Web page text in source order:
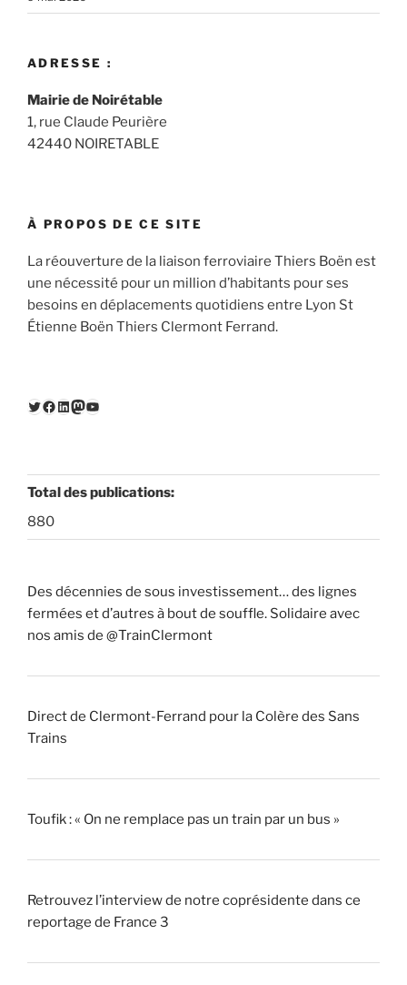
ADRESSE :
Mairie de Noirétable
1, rue Claude Peurière
42440 NOIRETABLE
À PROPOS DE CE SITE
La réouverture de la liaison ferroviaire Thiers Boën est
une nécessité pour un million d’habitants pour ses
besoins en déplacements quotidiens entre Lyon St
Étienne Boën Thiers Clermont Ferrand.
Twitter
Facebook
LinkedIn
Mastodon
YouTube
Total des publications:
880
Des décennies de sous investissement… des lignes
fermées et d’autres à bout de souffle. Solidaire avec
nos amis de @TrainClermont
Direct de Clermont-Ferrand pour la Colère des Sans
Trains
Toufik : « On ne remplace pas un train par un bus »
Retrouvez l’interview de notre coprésidente dans ce
reportage de France 3